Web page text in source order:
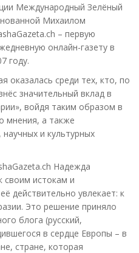
Международный Зелёный
Михаилом
– первую
онлайн-газету в
году.
оказалась среди тех, кто, по
значительный вклад в
войдя таким образом в
мнения, а также
и культурных
Надежда
своим истокам и
действительно увлекает: к
Это решение приняло
блога (русский,
в сердце Европы – в
стране, которая